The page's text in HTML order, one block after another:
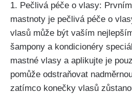
1. Pečlivá péče o vlasy:
mastnoty je‍ pečlivá⁣ péče o
‌vlasů může být vaším
šampony a ⁤kondicionéry
mastné vlasy a aplikujte je‍
pomůže ‌odstraňovat
zatímco konečky vlasů